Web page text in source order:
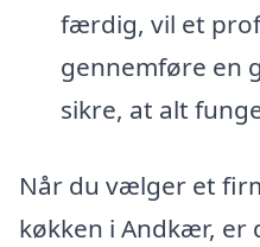
færdig, vil et
gennemføre en
sikre, at alt
Når du vælger et
køkken i Andkær,